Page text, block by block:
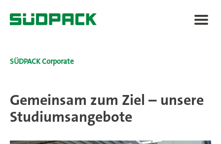
Berufseinsteiger / -erfahrene
Quereinsteiger
SÜDPACK Corporate
Gemeinsam zum Ziel – unsere
Studiumsangebote